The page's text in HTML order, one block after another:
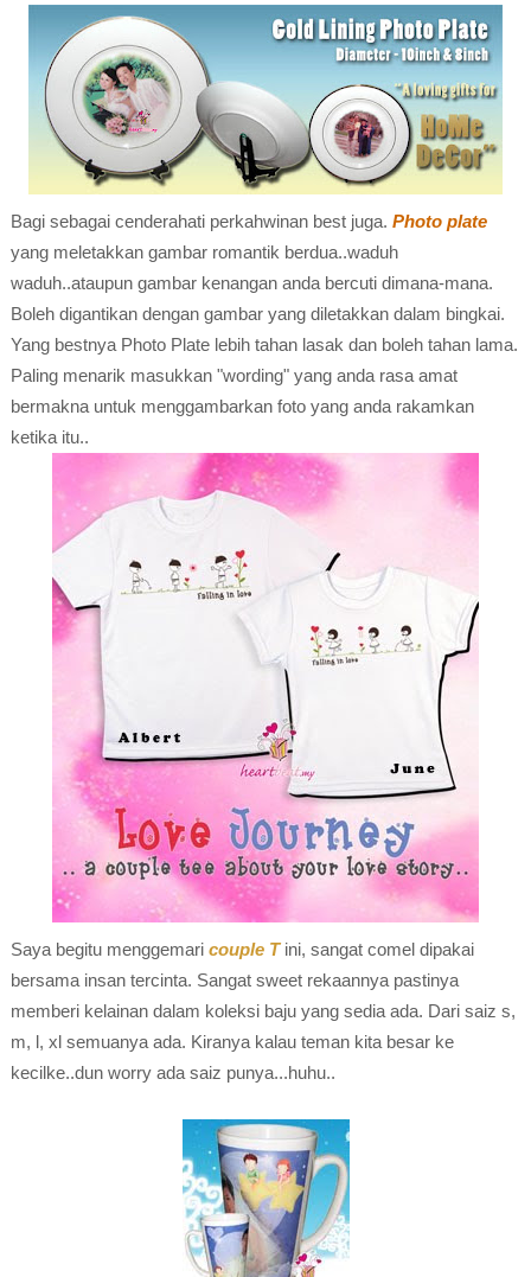
Bagi sebagai cenderahati perkahwinan best juga. Photo plate
yang meletakkan gambar romantik berdua..waduh
waduh..ataupun gambar kenangan anda bercuti dimana-mana.
Boleh digantikan dengan gambar yang diletakkan dalam bingkai.
Yang bestnya Photo Plate lebih tahan lasak dan boleh tahan lama.
Paling menarik masukkan "wording" yang anda rasa amat
bermakna untuk menggambarkan foto yang anda rakamkan
ketika itu..
Saya begitu menggemari couple Tini, sangat comel dipakai
bersama insan tercinta. Sangat sweet rekaannya pastinya
memberi kelainan dalam koleksi baju yang sedia ada. Dari saiz s,
m, l, xl semuanya ada. Kiranya kalau teman kita besar ke
kecilke..dun worry ada saiz punya...huhu..